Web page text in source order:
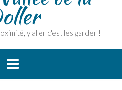
y aller c'est les garder !